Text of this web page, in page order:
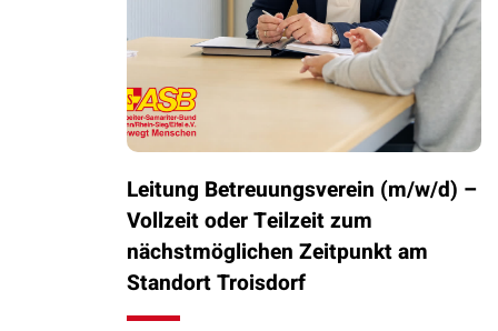
Leitung Betreuungsverein (m/w/d) –
Vollzeit oder Teilzeit zum
nächstmöglichen Zeitpunkt am
Standort Troisdorf